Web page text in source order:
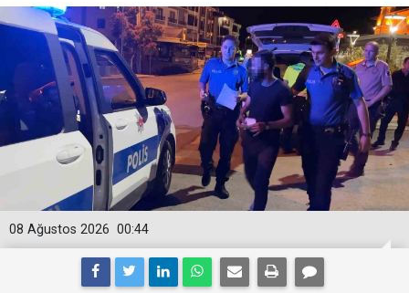
00:44
08 Ağustos 2026